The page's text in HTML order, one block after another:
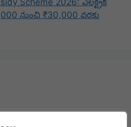
నుంచి ₹30,000 వరకు